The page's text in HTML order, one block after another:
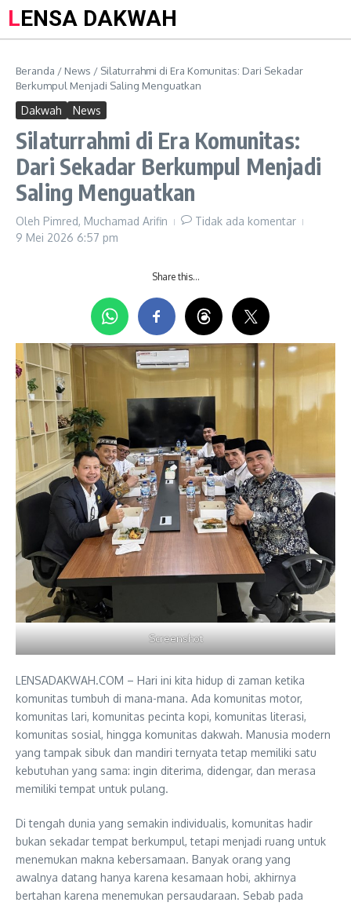
LENSA DAKWAH
Beranda / News / Silaturrahmi di Era Komunitas: Dari Sekadar
Berkumpul Menjadi Saling Menguatkan
Dakwah News
Silaturrahmi di Era Komunitas:
Dari Sekadar Berkumpul Menjadi
Saling Menguatkan
Oleh Pimred, Muchamad Arifin
Tidak ada komentar
9 Mei 2026 6:57 pm
Share this…
Screenshot
LENSADAKWAH.COM – Hari ini kita hidup di zaman ketika
komunitas tumbuh di mana-mana. Ada komunitas motor,
komunitas lari, komunitas pecinta kopi, komunitas literasi,
komunitas sosial, hingga komunitas dakwah. Manusia modern
yang tampak sibuk dan mandiri ternyata tetap memiliki satu
kebutuhan yang sama: ingin diterima, didengar, dan merasa
memiliki tempat untuk pulang.
Di tengah dunia yang semakin individualis, komunitas hadir
bukan sekadar tempat berkumpul, tetapi menjadi ruang untuk
menemukan makna kebersamaan. Banyak orang yang
awalnya datang hanya karena kesamaan hobi, akhirnya
bertahan karena menemukan persaudaraan. Sebab pada